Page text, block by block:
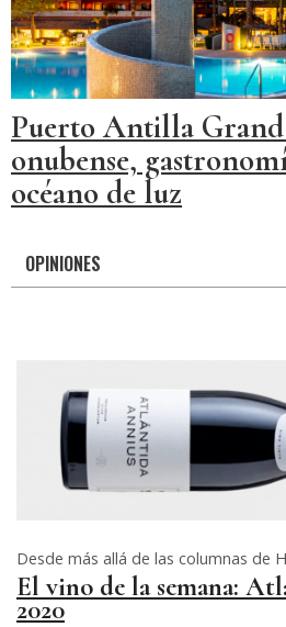
Puerto Antilla
onubense,
océano de luz
OPINIONES
Desde más allá de las columnas de
El vino de la semana:
2020